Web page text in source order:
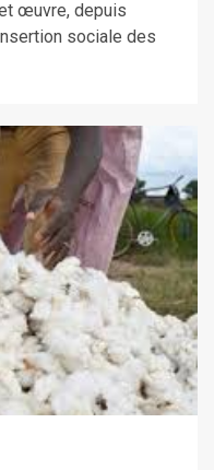
œuvre, depuis
sociale des